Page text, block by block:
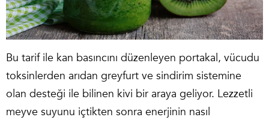
Bu tarif ile kan basıncını düzenleyen portakal, vücudu
toksinlerden arıdan greyfurt ve sindirim sistemine
olan desteği ile bilinen kivi bir araya geliyor. Lezzetli
meyve suyunu içtikten sonra enerjinin nasıl